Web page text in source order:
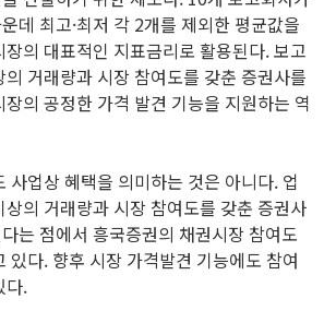
데 최고·최저 각 2개를 제외한 평균값을
의 대표적인 지표금리로 활용된다. 보고
거래량과 시장 참여도를 갖춘 증권사를
의 공정한 가격 발견 기능을 지원하는 역
사업상 혜택을 의미하는 것은 아니다. 업
의 거래량과 시장 참여도를 갖춘 증권사
는 점에서 흥국증권의 채권시장 참여도
있다. 향후 시장 가격발견 기능에도 참여
다.